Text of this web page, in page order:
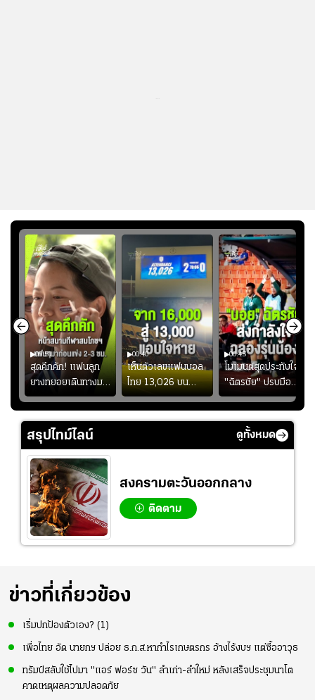
00:51
สุดคึกคัก! แฟนลูก
ยางทยอยเดินทางมา
หน้าสนามกีฬา
สมโภชฯ กันอย่าง
คึกคัก ก่อนเกมเริ่ม
2-3 ชั่วโมง
00:40
เห็นตัวเลขแฟนบอล
ไทย 13,026 บน
สกอร์บอร์ดแล้วแอบ
ใจหาย น้อยกว่านัดที่
00:45
โมเมนต์สุดประทับใจ!
"ฉัตรชัย" ปรบมือ
ฉลองประตูแรกให้
ดาวรุ่ง "เจะฮานาฟี"
ในสีเสื้อช้างศึกชุด
สรุปไทม์ไลน์ ดูทั้งหมด
สงครามตะวันออกกลาง
ติดตาม
ข่าวที่เกี่ยวข้อง
เริ่มปกป้องตัวเอง? (1)
เพื่อไทย อัด นายกฯ ปล่อย ธ.ก.ส.หากำไรเกษตรกร อ้างไร้งบฯ แต่ซื้ออาวุธ
ทรัมป์สลับใช้ไปมา "แอร์ ฟอร์ซ วัน" ลำเก่า-ลำใหม่ หลังเสร็จประชุมนาโต
คาดเหตุผลความปลอดภัย